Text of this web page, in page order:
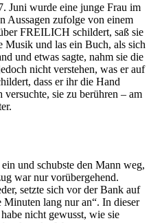
Juni wurde eine junge Frau im
Aussagen zufolge von einem
FREILICH schildert, saß sie
Musik und las ein Buch, als sich
und etwas sagte, nahm sie die
nicht verstehen, was er auf
dass er ihr die Hand
sie zu berühren – am
und schubste den Mann weg,
war nur vorübergehend.
setzte sich vor der Bank auf
Minuten lang nur an“. In dieser
nicht gewusst, wie sie